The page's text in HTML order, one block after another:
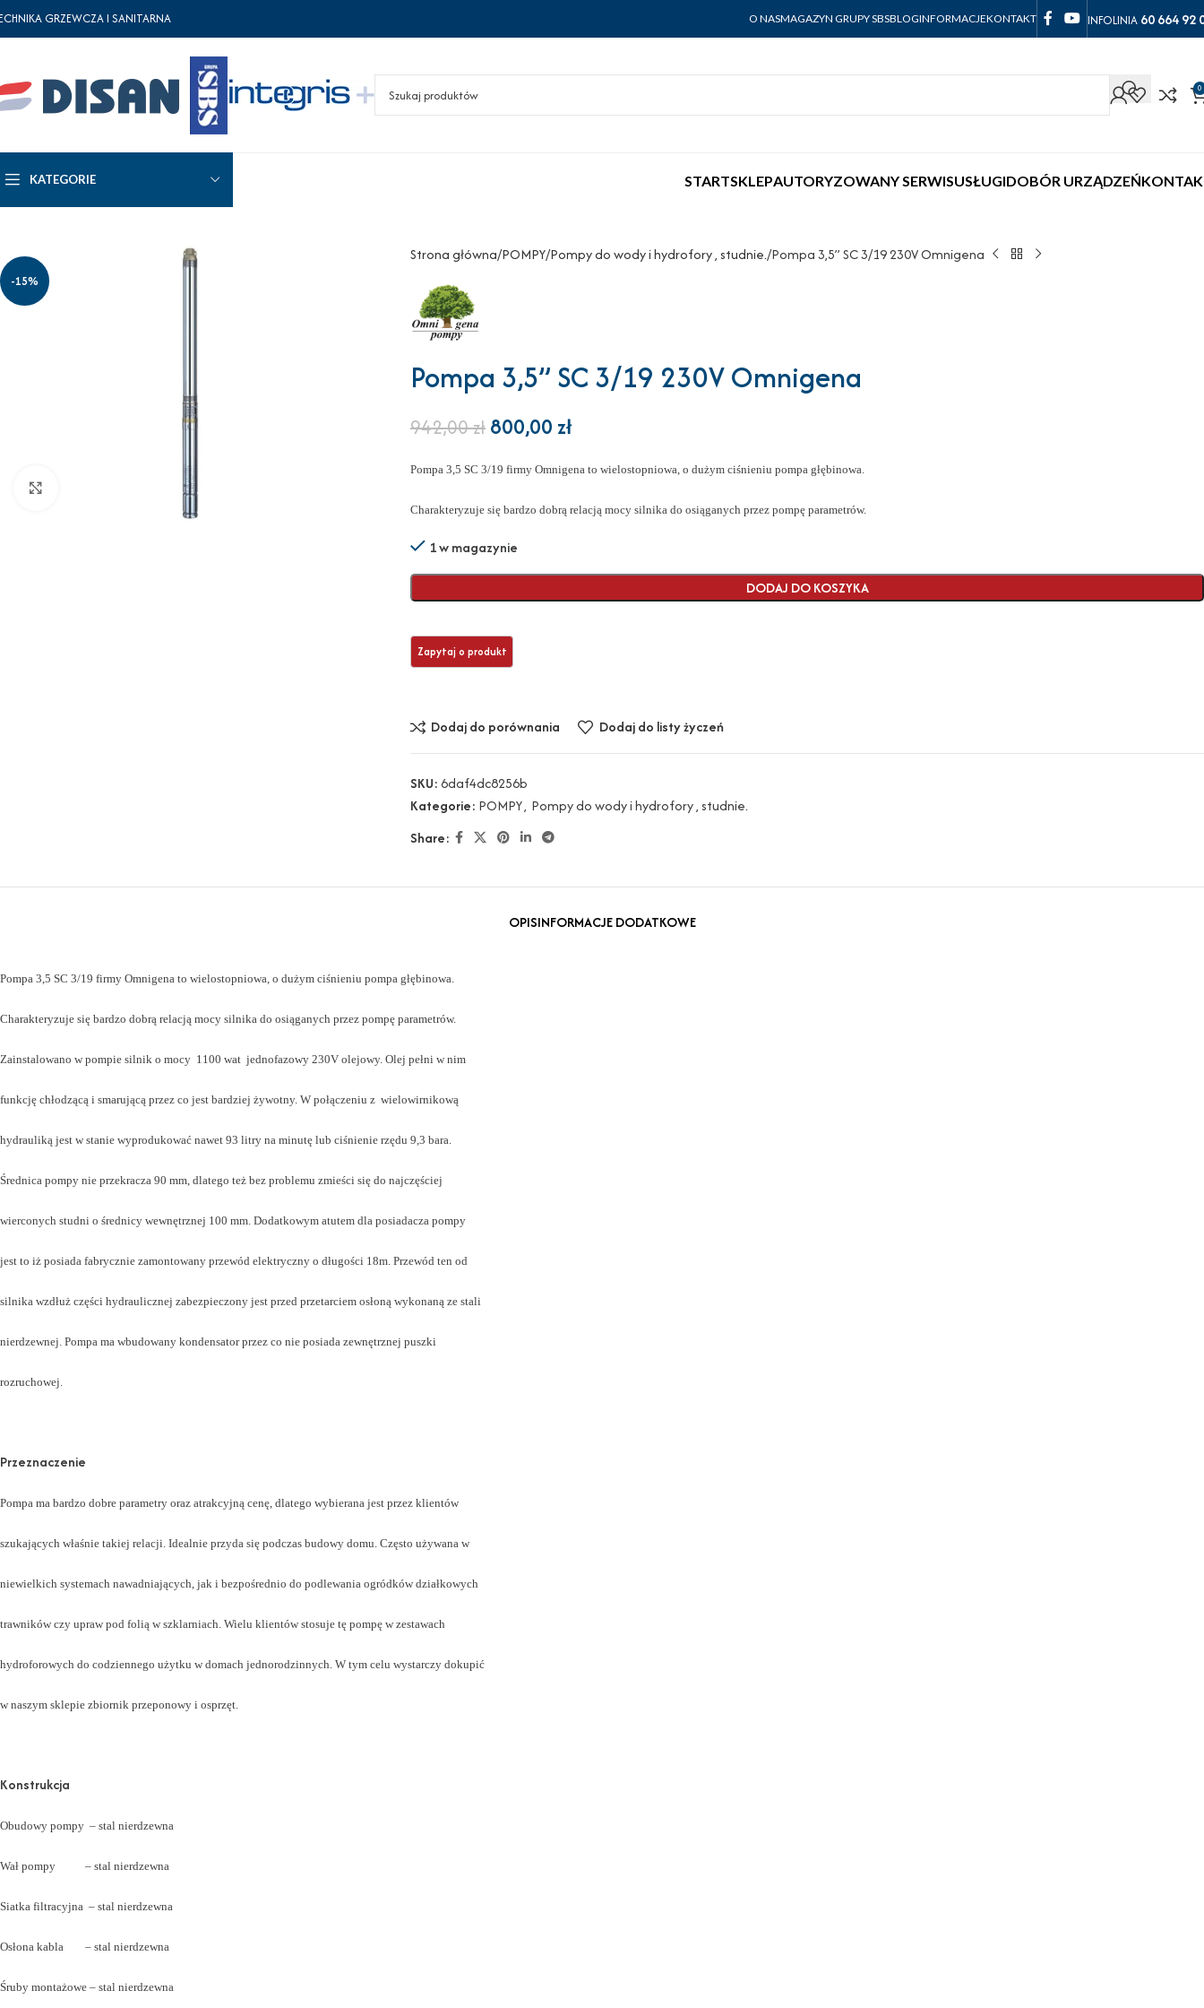
GRZEWCZA I SANITARNA O NASMAGAZYN GRUPY SBSBLOGINFORMACJEKONTAKT INFOLINIA 60 664 92
0
KATEGORIE STARTSKLEPAUTORYZOWANY SERWISUSŁUGIDOBÓR URZĄDZEŃ
-15%
Strona główna POMPY Pompy do wody i hydrofory , studnie. Pompa 3,5” SC 3/19 230V Omnigena
Pompa 3,5” SC 3/19 230V Omnigena
942,00zł 800,00zł
Pompa 3,5 SC 3/19 firmy Omnigena to wielostopniowa, o dużym ciśnieniu pompa głębinowa.
Charakteryzuje się bardzo dobrą relacją mocy silnika do osiąganych przez pompę parametrów.
1 w magazynie
DODAJ DO KOSZYKA
Dodaj do porównania Dodaj do listy życzeń
SKU:6daf4dc8256b
Kategorie: POMPY, Pompy do wody i hydrofory , studnie.
Share:
OPISINFORMACJE DODATKOWE
Pompa 3,5 SC 3/19 firmy Omnigena to wielostopniowa, o dużym ciśnieniu pompa głębinowa.
Charakteryzuje się bardzo dobrą relacją mocy silnika do osiąganych przez pompę parametrów.
Zainstalowano w pompie silnik o mocy 1100 wat jednofazowy 230V olejowy. Olej pełni w nim
funkcję chłodzącą i smarującą przez co jest bardziej żywotny. W połączeniu z wielowirnikową
hydrauliką jest w stanie wyprodukować nawet 93 litry na minutę lub ciśnienie rzędu 9,3 bara.
Średnica pompy nie przekracza 90 mm, dlatego też bez problemu zmieści się do najczęściej
wierconych studni o średnicy wewnętrznej 100 mm. Dodatkowym atutem dla posiadacza pompy
jest to iż posiada fabrycznie zamontowany przewód elektryczny o długości 18m. Przewód ten od
silnika wzdłuż części hydraulicznej zabezpieczony jest przed przetarciem osłoną wykonaną ze stali
nierdzewnej. Pompa ma wbudowany kondensator przez co nie posiada zewnętrznej puszki
rozruchowej.
Przeznaczenie
Pompa ma bardzo dobre parametry oraz atrakcyjną cenę, dlatego wybierana jest przez klientów
szukających właśnie takiej relacji. Idealnie przyda się podczas budowy domu. Często używana w
niewielkich systemach nawadniających, jak i bezpośrednio do podlewania ogródków działkowych
trawników czy upraw pod folią w szklarniach. Wielu klientów stosuje tę pompę w zestawach
hydroforowych do codziennego użytku w domach jednorodzinnych. W tym celu wystarczy dokupić
w naszym sklepie zbiornik przeponowy i osprzęt.
Konstrukcja
Obudowy pompy – stal nierdzewna
Wał pompy – stal nierdzewna
Siatka filtracyjna – stal nierdzewna
Osłona kabla – stal nierdzewna
Śruby montażowe – stal nierdzewna